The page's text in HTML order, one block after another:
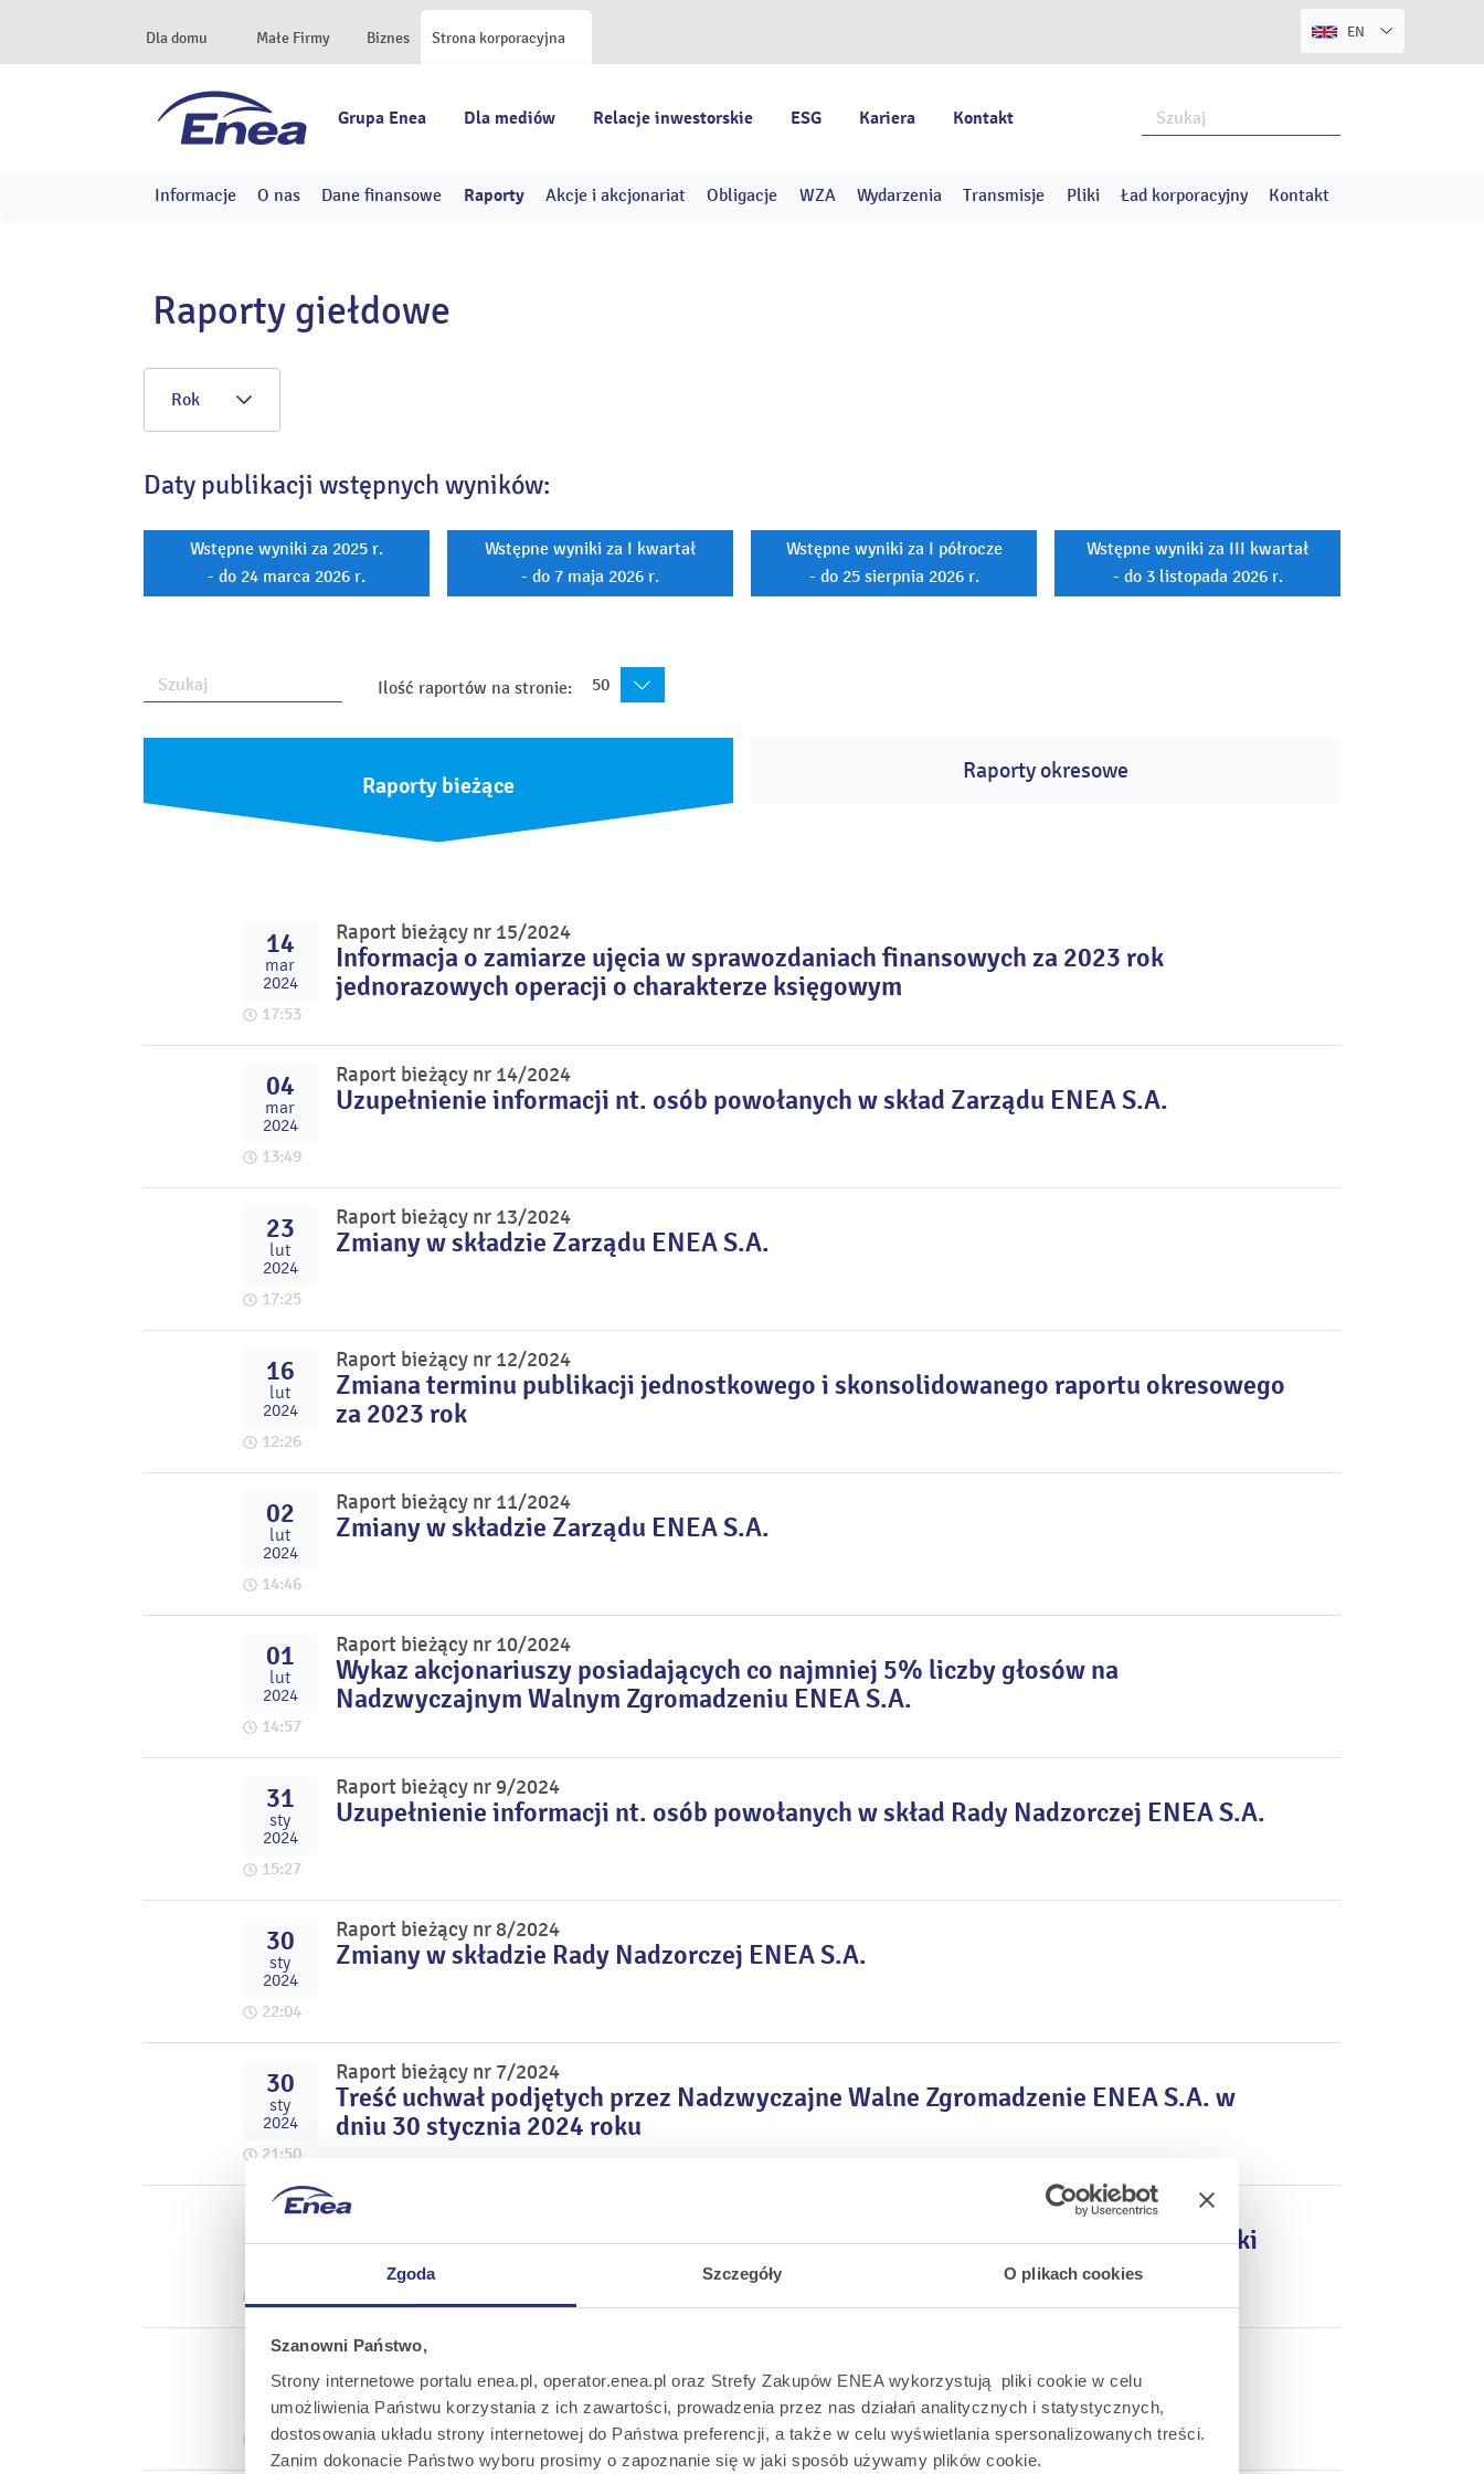
Zgoda Szczegóły O plikach cookies
Szanowni Państwo,
Strony internetowe portalu enea.pl, operator.enea.pl oraz Strefy Zakupów ENEA wykorzystują pliki cookie w celu
umożliwienia Państwu korzystania z ich zawartości, prowadzenia przez nas działań analitycznych i statystycznych,
dostosowania układu strony internetowej do Państwa preferencji, a także w celu wyświetlania spersonalizowanych treści.
Zanim dokonacie Państwo wyboru prosimy o zapoznanie się w jaki sposób używamy plików cookie.
Dla domu Małe Firmy Biznes Strona korporacyjna EN
Grupa Enea Dla mediów Relacje inwestorskie ESG Kariera Kontakt
Informacje O nas Dane finansowe Raporty Akcje i akcjonariat Obligacje WZA Wydarzenia Transmisje Pliki Ład korporacyjny Kontakt
Raporty giełdowe
Rok
Daty publikacji wstępnych wyników:
Wstępne wyniki za 2025 r.
- do 24 marca 2026 r.
Wstępne wyniki za I kwartał
- do 7 maja 2026 r.
Wstępne wyniki za I półrocze
- do 25 sierpnia 2026 r.
Wstępne wyniki za III kwartał
- do 3 listopada 2026 r.
Ilość raportów na stronie: 50
Raporty bieżące
Raporty okresowe
14
mar
2024
17:53
Raport bieżący nr 15/2024
Informacja o zamiarze ujęcia w sprawozdaniach finansowych za 2023 rok
jednorazowych operacji o charakterze księgowym
04
mar
2024
13:49
Raport bieżący nr 14/2024
Uzupełnienie informacji nt. osób powołanych w skład Zarządu ENEA S.A.
23
lut
2024
17:25
Raport bieżący nr 13/2024
Zmiany w składzie Zarządu ENEA S.A.
16
lut
2024
12:26
Raport bieżący nr 12/2024
Zmiana terminu publikacji jednostkowego i skonsolidowanego raportu okresowego
za 2023 rok
02
lut
2024
14:46
Raport bieżący nr 11/2024
Zmiany w składzie Zarządu ENEA S.A.
01
lut
2024
14:57
Raport bieżący nr 10/2024
Wykaz akcjonariuszy posiadających co najmniej 5% liczby głosów na
Nadzwyczajnym Walnym Zgromadzeniu ENEA S.A.
31
sty
2024
15:27
Raport bieżący nr 9/2024
Uzupełnienie informacji nt. osób powołanych w skład Rady Nadzorczej ENEA S.A.
30
sty
2024
22:04
Raport bieżący nr 8/2024
Zmiany w składzie Rady Nadzorczej ENEA S.A.
30
sty
2024
21:50
Raport bieżący nr 7/2024
Treść uchwał podjętych przez Nadzwyczajne Walne Zgromadzenie ENEA S.A. w
dniu 30 stycznia 2024 roku
29
sty
Raport bieżący nr 6/2024
Informacja nt. zamiaru zgłoszenia kandydatów do składu Rady Nadzorczej Spółki
29
sty
2024
18:56
Raport bieżący nr 5/2024
Powołanie w skład Rady Nadzorczej Spółki dokonane przez Ministra Aktywów
Państwowych